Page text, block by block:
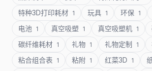
特种3D打印耗材 1 玩具 1 环保 1
电池 1 真空吸塑 1 真空吸塑机 1
碳纤维耗材 1 礼物 1 礼物定制 1
粘合组合表 1 粘附 1 红菜3D 1